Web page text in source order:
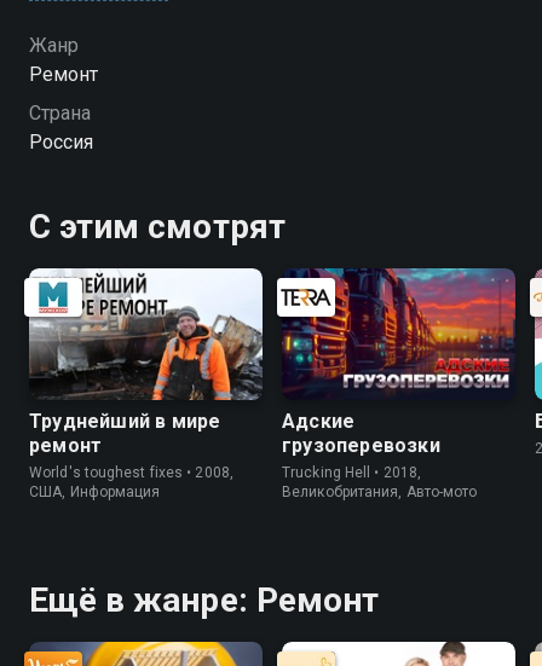
Посмотреть онлайн 1 сезон сериала Дело в отделке
вы можете совершенно бесплатно в хорошем HD
качестве на Смотрёшке
Жанр
Ремонт
Страна
Россия
С этим смотрят
Труднейший в мире
ремонт
World's toughest fixes • 2008,
США, Информация
Адские
грузоперевозки
Trucking Hell • 2018,
Великобритания, Авто-мото
Ещё в жанре: Ремонт